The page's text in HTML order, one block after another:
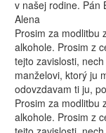
v našej rodine. Pán
Alena
Prosim za modlitbu
alkohole. Prosim z
tejto zavislosti,
manželovi, ktorý ju
odovzdavam ti ju,
Prosim za modlitbu
alkohole. Prosim z